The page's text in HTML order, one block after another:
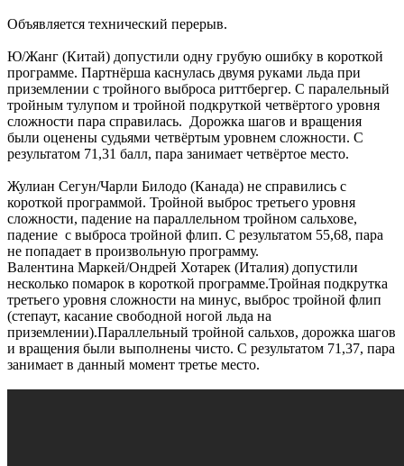
Объявляется технический перерыв.
Ю/Жанг (Китай) допустили одну грубую ошибку в короткой
программе. Партнёрша каснулась двумя руками льда при
приземлении с тройного выброса риттбергер. С паралельный
тройным тулупом и тройной подкруткой четвёртого уровня
сложности пара справилась. Дорожка шагов и вращения
были оценены судьями четвёртым уровнем сложности. С
результатом 71,31 балл, пара занимает четвёртое место.
Жулиан Сегун/Чарли Билодо (Канада) не справились с
короткой программой. Тройной выброс третьего уровня
сложности, падение на параллельном тройном сальхове,
падение с выброса тройной флип. С результатом 55,68, пара
не попадает в произвольную программу.
Валентина Маркей/Ондрей Хотарек (Италия) допустили
несколько помарок в короткой программе.Тройная подкрутка
третьего уровня сложности на минус, выброс тройной флип
(степаут, касание свободной ногой льда на
приземлении).Параллельный тройной сальхов, дорожка шагов
и вращения были выполнены чисто. С результатом 71,37, пара
занимает в данный момент третье место.